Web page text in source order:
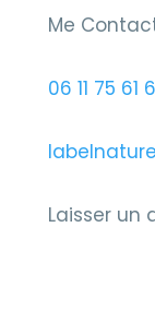
Me
06 11 75 61
Laisser un